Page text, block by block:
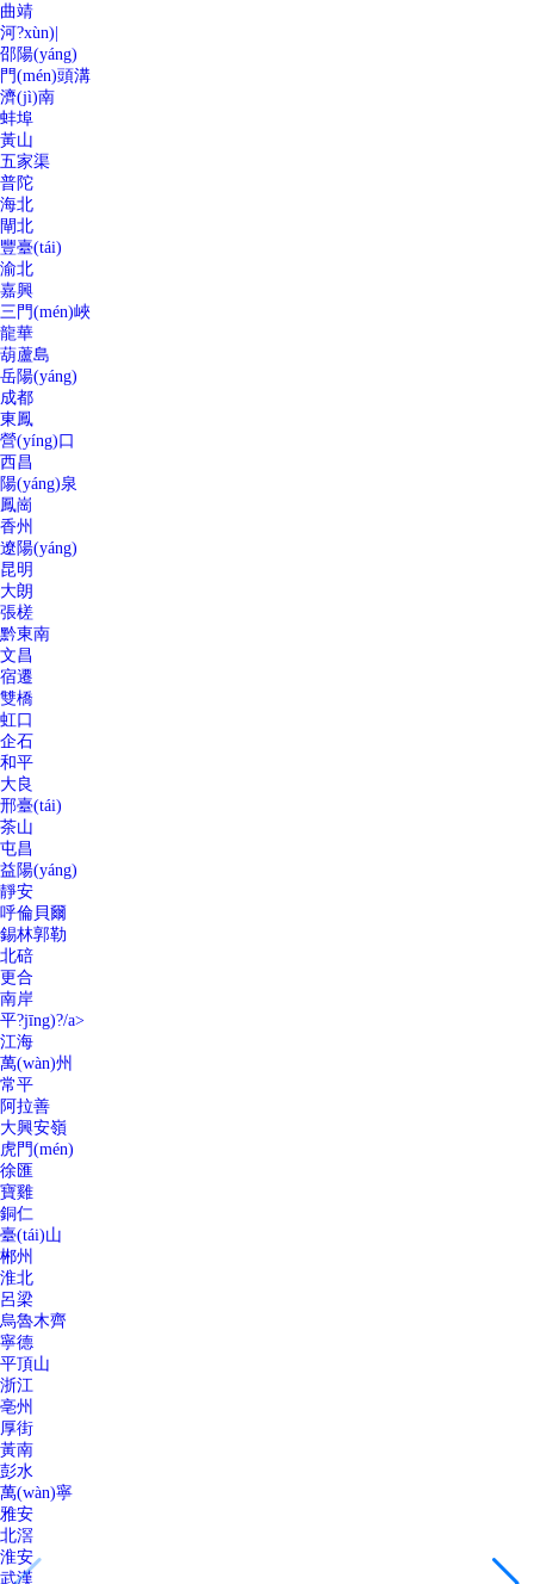
曲靖
河?xùn)|
邵陽(yáng)
門(mén)頭溝
濟(jì)南
蚌埠
黃山
五家渠
普陀
海北
閘北
豐臺(tái)
渝北
嘉興
三門(mén)峽
龍華
葫蘆島
岳陽(yáng)
成都
東鳳
營(yíng)口
西昌
陽(yáng)泉
鳳崗
香州
遼陽(yáng)
昆明
大朗
張槎
黔東南
文昌
宿遷
雙橋
虹口
企石
和平
大良
邢臺(tái)
茶山
屯昌
益陽(yáng)
靜安
呼倫貝爾
錫林郭勒
北碚
更合
南岸
平?jīng)?/a>
江海
萬(wàn)州
常平
阿拉善
大興安嶺
虎門(mén)
徐匯
寶雞
銅仁
臺(tái)山
郴州
淮北
呂梁
烏魯木齊
寧德
平頂山
浙江
亳州
厚街
黃南
彭水
萬(wàn)寧
雅安
北滘
淮安
武漢